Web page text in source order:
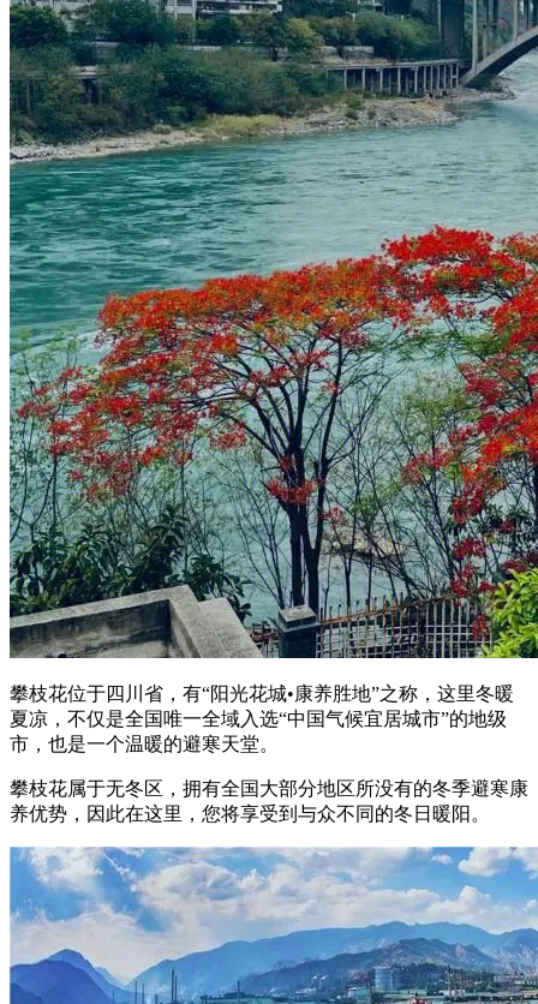
攀枝花位于四川省，有“阳光花城•康养胜地”之称，这里冬暖
夏凉，不仅是全国唯一全域入选“中国气候宜居城市”的地级
市，也是一个温暖的避寒天堂。
攀枝花属于无冬区，拥有全国大部分地区所没有的冬季避寒康
养优势，因此在这里，您将享受到与众不同的冬日暖阳。